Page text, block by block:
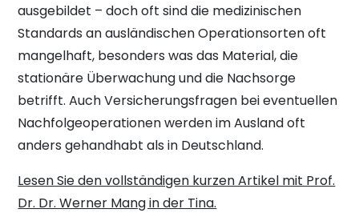
ausgebildet – doch oft sind die medizinischen
Standards an ausländischen Operationsorten oft
mangelhaft, besonders was das Material, die
stationäre Überwachung und die Nachsorge
betrifft. Auch Versicherungsfragen bei eventuellen
Nachfolgeoperationen werden im Ausland oft
anders gehandhabt als in Deutschland.
Lesen Sie den vollständigen kurzen Artikel mit Prof.
Dr. Dr. Werner Mang in der Tina.